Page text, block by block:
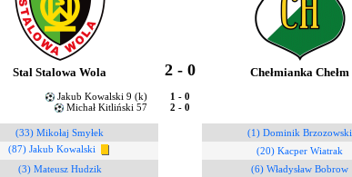
Stal Stalowa Wola 2 - 0 Chełmianka Chełm
Jakub Kowalski 9 (k)
1 - 0
Michał Kitliński 57
2 - 0
(33) Mikołaj Smyłek
(1) Dominik Brzozowski
(87) Jakub Kowalski
(20) Kacper Wiatrak
(3) Mateusz Hudzik
(6) Władysław Bobrow